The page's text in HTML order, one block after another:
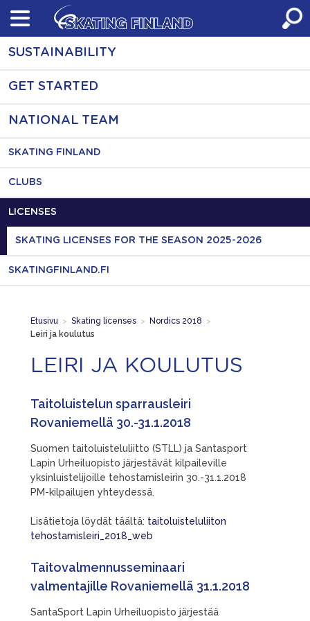
Skip
content
SUSTAINABILITY
GET STARTED
NATIONAL TEAM
SKATING FINLAND
CLUBS
LICENSES
SKATING LICENSES FOR THE SEASON 2025-2026
SKATINGFINLAND.FI
Etusivu > Skating licenses > Nordics 2018 >
Leiri ja koulutus
LEIRI JA KOULUTUS
Taitoluistelun sparrausleiri
Rovaniemellä 30.-31.1.2018
Suomen taitoluisteluliitto (STLL) ja Santasport
Lapin Urheiluopisto järjestävät kilpaileville
yksinluistelijoille tehostamisleirin 30.-31.1.2018
PM-kilpailujen yhteydessä.
Lisätietoja löydät täältä: taitoluisteluliiton
tehostamisleiri_2018_web
Taitovalmennusseminaari
valmentajille Rovaniemellä 31.1.2018
SantaSport Lapin Urheiluopisto järjestää